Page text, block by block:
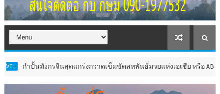
งกรจีนสุดแกร่งกวาดเข็มขัดสหพันธ์มวยแห่งเอเชีย หรือ ABF 3 รุ่น โดย